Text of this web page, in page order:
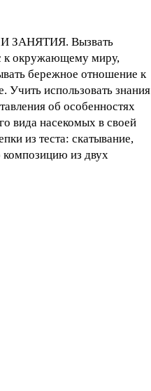
ЗАНЯТИЯ. Вызвать
к окружающему миру,
бережное отношение к
Учить использовать знания
об особенностях
вида насекомых в своей
из теста: скатывание,
из двух